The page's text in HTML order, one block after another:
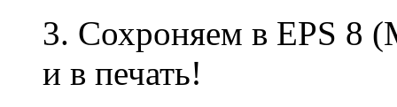
3. Сохроняем в EPS 8
и в печать!